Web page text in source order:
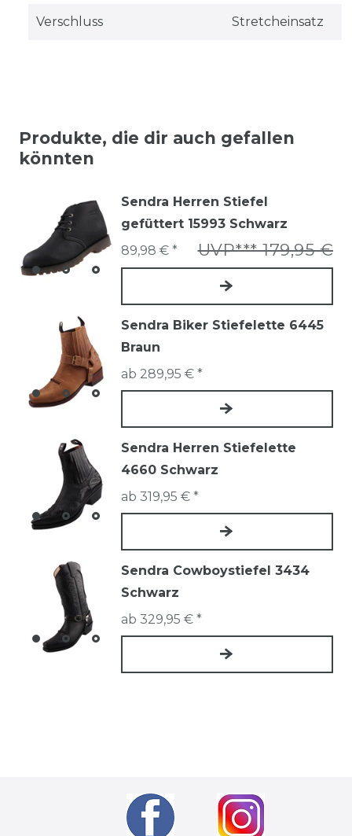
Verschluss Stretcheinsatz
Produkte, die dir auch gefallen
könnten
Sendra Herren Stiefel
gefüttert 15993 Schwarz
UVP*** 179,95 €
89,98 € *
Sendra Biker Stiefelette 6445
Braun
ab 289,95 € *
Sendra Herren Stiefelette
4660 Schwarz
ab 319,95 € *
Sendra Cowboystiefel 3434
Schwarz
ab 329,95 € *